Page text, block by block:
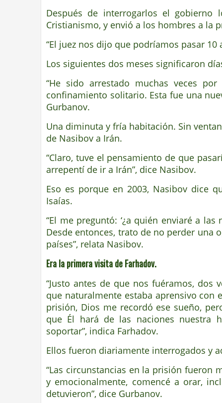
Después de interrogarlos el
Cristianismo, y envió a los hombres a la
“El juez nos dijo que podríamos pasar
Los siguientes dos meses significaron
“He sido arrestado muchas veces
confinamiento solitario. Esta fue una
Gurbanov.
Una diminuta y fría habitación. Sin
de Nasibov a Irán.
“Claro, tuve el pensamiento de que
arrepentí de ir a Irán”, dice Nasibov.
Eso es porque en 2003, Nasibov dice
Isaías.
“El me preguntó: ‘¿a quién enviaré a las
Desde entonces, trato de no perder una
países”, relata Nasibov.
Era la primera visita de Farhadov.
“Justo antes de que nos fuéramos,
que naturalmente estaba aprensivo con
prisión, Dios me recordó ese sueño,
que Él hará de las naciones nuestra
soportar”, indica Farhadov.
Ellos fueron diariamente interrogados y
“Las circunstancias en la prisión fueron
y emocionalmente, comencé a orar,
detuvieron”, dice Gurbanov.